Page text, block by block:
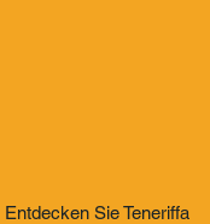
Entdecken Sie Teneriffa